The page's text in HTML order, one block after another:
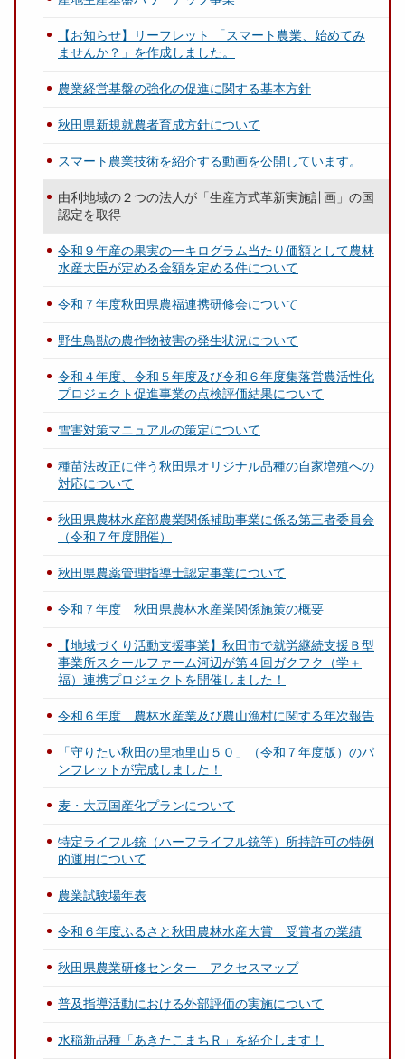
【お知らせ】リーフレット 「スマート農業、始めてみ
ませんか？」を作成しました。
農業経営基盤の強化の促進に関する基本方針
秋田県新規就農者育成方針について
スマート農業技術を紹介する動画を公開しています。
由利地域の２つの法人が「生産方式革新実施計画」の国
認定を取得
令和９年産の果実の一キログラム当たり価額として農林
水産大臣が定める金額を定める件について
令和７年度秋田県農福連携研修会について
野生鳥獣の農作物被害の発生状況について
令和４年度、令和５年度及び令和６年度集落営農活性化
プロジェクト促進事業の点検評価結果について
雪害対策マニュアルの策定について
種苗法改正に伴う秋田県オリジナル品種の自家増殖への
対応について
秋田県農林水産部農業関係補助事業に係る第三者委員会
（令和７年度開催）
秋田県農薬管理指導士認定事業について
令和７年度 秋田県農林水産業関係施策の概要
【地域づくり活動支援事業】秋田市で就労継続支援Ｂ型
事業所スクールファーム河辺が第４回ガクフク（学＋
福）連携プロジェクトを開催しました！
令和６年度 農林水産業及び農山漁村に関する年次報告
「守りたい秋田の里地里山５０」（令和７年度版）のパ
ンフレットが完成しました！
麦・大豆国産化プランについて
特定ライフル銃（ハーフライフル銃等）所持許可の特例
的運用について
農業試験場年表
令和６年度ふるさと秋田農林水産大賞 受賞者の業績
秋田県農業研修センター アクセスマップ
普及指導活動における外部評価の実施について
水稲新品種「あきたこまちＲ」を紹介します！